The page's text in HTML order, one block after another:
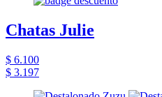
Chatas Julie
$ 6.100
$ 3.197